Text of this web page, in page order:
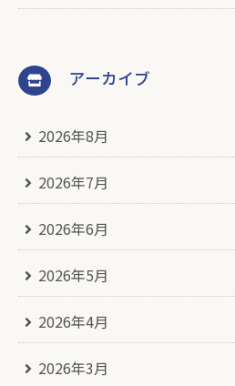
アーカイブ
2026年8月
2026年7月
2026年6月
2026年5月
2026年4月
2026年3月